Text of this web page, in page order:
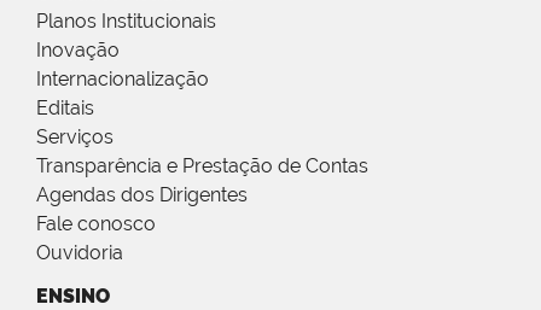
Planos Institucionais
Inovação
Internacionalização
Editais
Serviços
Transparência e Prestação de Contas
Agendas dos Dirigentes
Fale conosco
Ouvidoria
ENSINO